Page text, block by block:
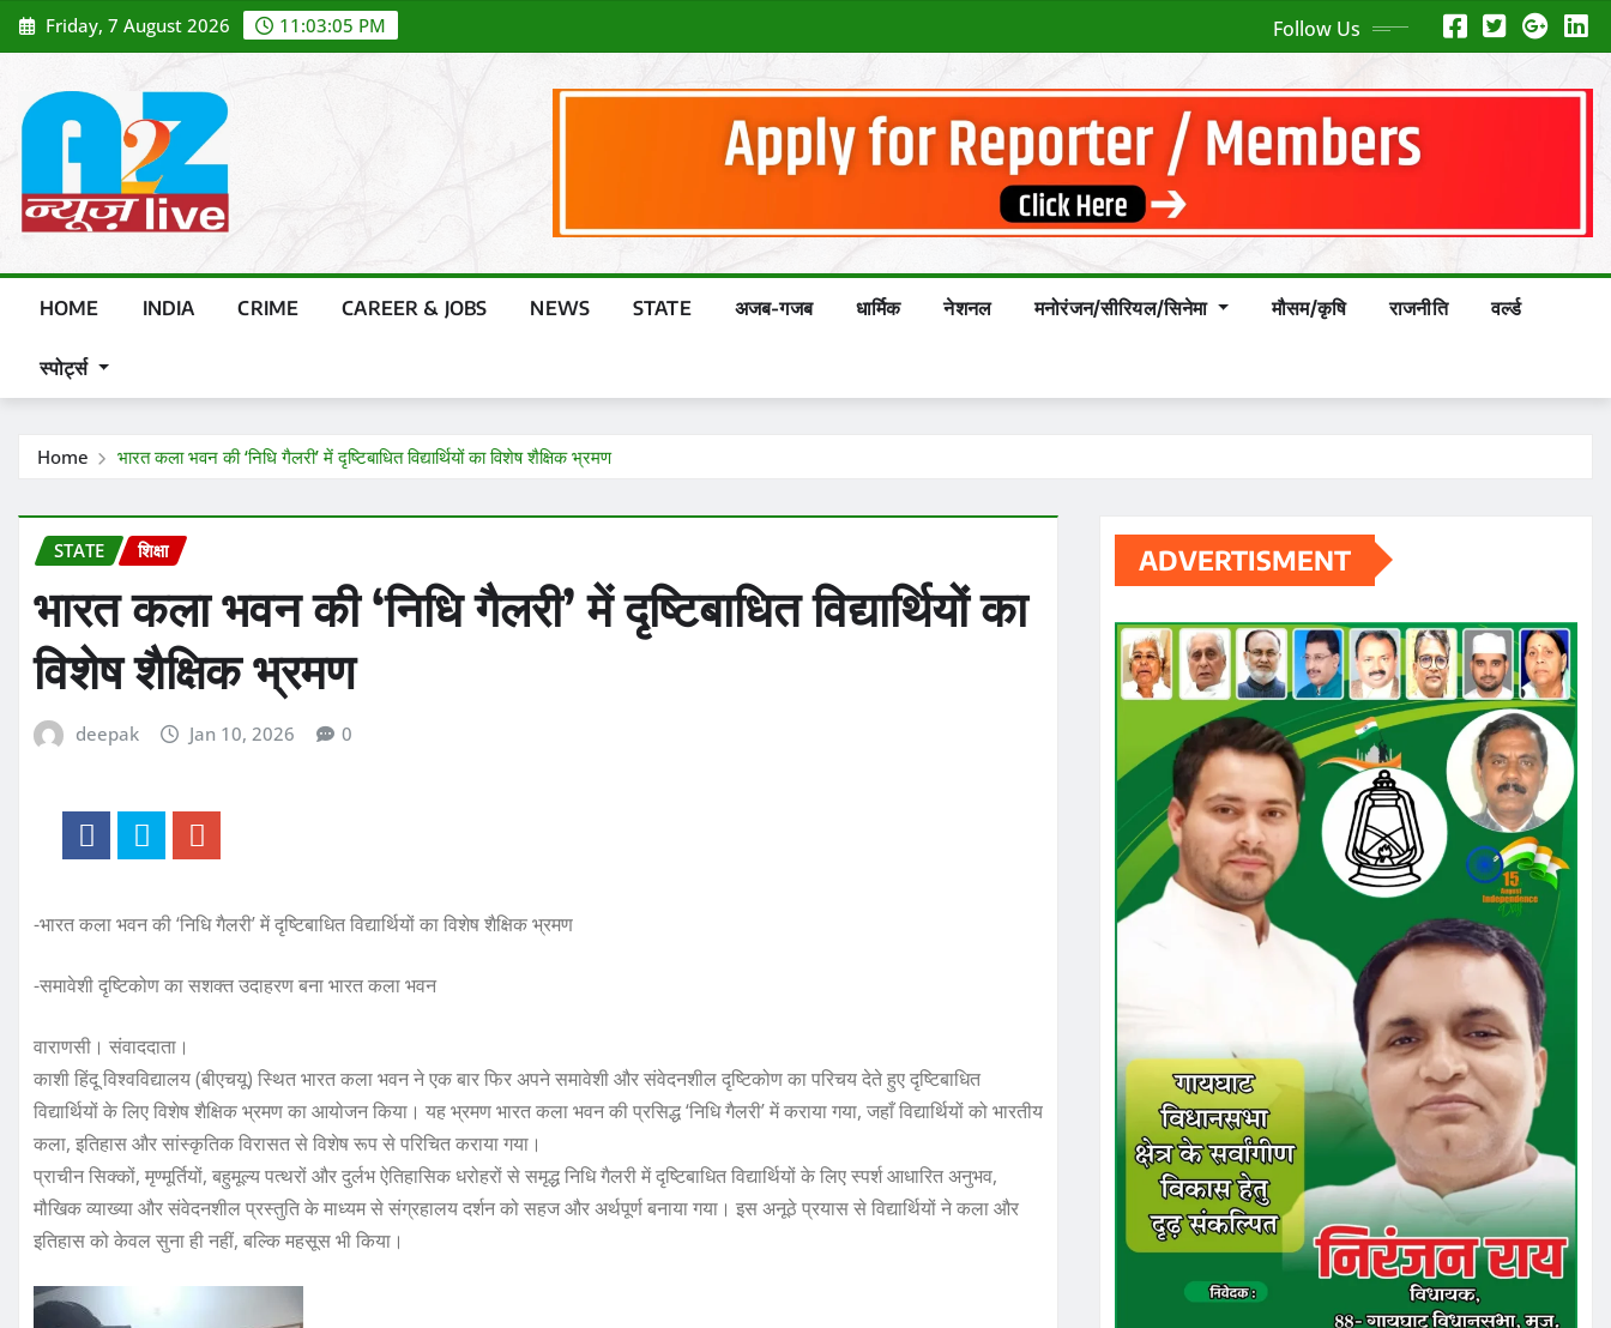
Skip
to
Friday, 7 August 2026 11:03:06 PM Follow Us
HOME INDIA CRIME CAREER & JOBS NEWS STATE अजब-गजब धार्मिक नेशनल मनोरंजन/सीरियल/सिनेमा मौसम/कृषि राजनीति वर्ल्ड
स्पोर्ट्स
Home भारत कला भवन की ‘निधि गैलरी’ में दृष्टिबाधित विद्यार्थियों का विशेष शैक्षिक भ्रमण
STATE शिक्षा
भारत कला भवन की ‘निधि गैलरी’ में दृष्टिबाधित विद्यार्थियों का
विशेष शैक्षिक भ्रमण
deepak Jan 10, 2026 0
-भारत कला भवन की ‘निधि गैलरी’ में दृष्टिबाधित विद्यार्थियों का विशेष शैक्षिक भ्रमण
-समावेशी दृष्टिकोण का सशक्त उदाहरण बना भारत कला भवन
वाराणसी। संवाददाता।
काशी हिंदू विश्वविद्यालय (बीएचयू) स्थित भारत कला भवन ने एक बार फिर अपने समावेशी और संवेदनशील दृष्टिकोण का परिचय देते हुए दृष्टिबाधित
विद्यार्थियों के लिए विशेष शैक्षिक भ्रमण का आयोजन किया। यह भ्रमण भारत कला भवन की प्रसिद्ध ‘निधि गैलरी’ में कराया गया, जहाँ विद्यार्थियों को भारतीय
कला, इतिहास और सांस्कृतिक विरासत से विशेष रूप से परिचित कराया गया।
प्राचीन सिक्कों, मृण्मूर्तियों, बहुमूल्य पत्थरों और दुर्लभ ऐतिहासिक धरोहरों से समृद्ध निधि गैलरी में दृष्टिबाधित विद्यार्थियों के लिए स्पर्श आधारित अनुभव,
मौखिक व्याख्या और संवेदनशील प्रस्तुति के माध्यम से संग्रहालय दर्शन को सहज और अर्थपूर्ण बनाया गया। इस अनूठे प्रयास से विद्यार्थियों ने कला और
इतिहास को केवल सुना ही नहीं, बल्कि महसूस भी किया।
ADVERTISMENT